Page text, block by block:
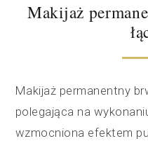
Makijaż
Makijaż permanentny
polegająca na
wzmocniona efektem